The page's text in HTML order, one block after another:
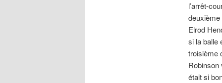
l’arrêt-
Elrod
si la balle
troisième
Robinson
était si